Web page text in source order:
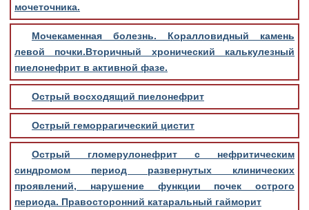
мочеточника.
Мочекаменная болезнь. Коралловидный камень
левой почки.Вторичный хронический калькулезный
пиелонефрит в активной фазе.
Острый восходящий пиелонефрит
Острый геморрагический цистит
Острый гломерулонефрит с нефритическим
синдромом период развернутых клинических
проявлений, нарушение функции почек острого
периода. Правосторонний катаральный гайморит